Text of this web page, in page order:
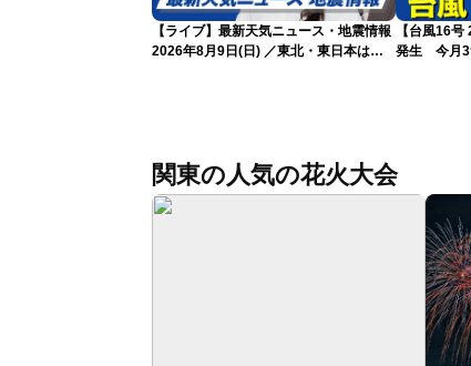
【ライブ】最新天気ニュース・地震情報
2026年8月9日(日) ／東北・東日本は急
【台風16
発生 今月3
関東の人気の花火大会